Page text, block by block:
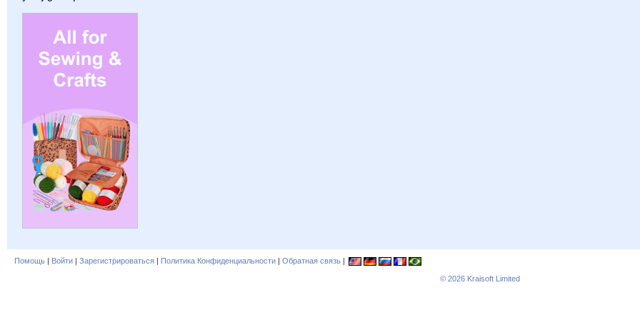
Помощь | Войти | Зарегистрироваться | Политика Конфиденциальности | Обратная связь |
© 2026 Kraisoft Limited